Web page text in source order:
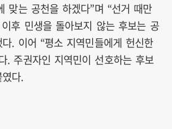
맞는 공천을 하겠다”며 “선거 때만
후 민생을 돌아보지 않는 후보는 공
. 이어 “평소 지역민들에게 헌신한
. 주권자인 지역민이 선호하는 후보
다.